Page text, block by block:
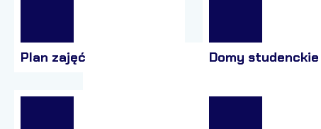
Plan zajęć Domy studenckie